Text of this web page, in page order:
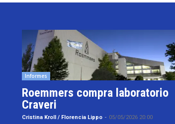
Informes
Roemmers compra laboratorio
Craveri
Cristina Kroll / Florencia Lippo - 05/05/2026 20:00